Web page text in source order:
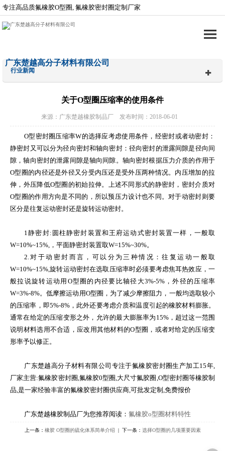
专注高品质氟橡胶O型圈, 氟橡胶密封圈定制厂家
广东楚越高分子材料有限公司
行业新闻
关于O型圈压缩率的使用条件
来源：广东楚越橡胶制品厂 发布时间：2018-06-01
O型密封圈压缩率W的选择应考虑使用条件，经密封或者动密封：
静密封又可以分为径向密封和轴向密封：径向密封的泄露间隙是径向间
隙，轴向密封的泄露间隙是轴向间隙。轴向密封根据压力介质的作用于
O型圈的内径还是外径又分受内压还是受外压两种情况。内压增加的拉
伸，外压降低O型圈的初始拉伸。上述不同形式的静密封，密封介质对
O型圈的作用方向是不同的，所以预压力设计也不同。对于动密封则要
区分是往复运动密封还是旋转运动密封。
1静密封: 圆柱静密封装置和王府运动式密封装置一样，一般取
W=10%~15%, ，平面静密封装置取W=15%~30%。
2.对于动密封而言，可以分为三种情况：往复运动一般取
W=10%~15%,旋转运动密封在选取压缩率时必须要考虑焦耳热效应，一
般拉说旋转运动用 O型圈的内径要比轴径大3%-5%，外径的压缩率
W=3%-8%。低摩擦运动用O型圈，为了减少摩擦阻力，一般均选取较小
的压缩率，即5%-8%，此外还要考虑介质和温度引起的橡胶材料膨胀。
通常在给定的压缩变形之外，允许的最大膨胀率为 15%，超过这一范围
说明材料选用不合适，应改用其他材料的O型圈，或者对给定的压缩变
形率予以修正。
广东楚越高分子材料有限公司专注于氟橡胶密封圈生产加工15年,
厂家主营:氟橡胶密封圈,氟橡胶0型圈,大尺寸氟胶圈 ,O型密封圈等橡胶制
品,是一家经验丰富的氟橡胶密封圈供应商,可批发定制,免费报价
广东楚越橡胶制品厂为您推荐阅读：氟橡胶o型圈材料特性
上一条： 橡胶 O型圈的硫化体系简单介绍| 下一条： 选择O型圈的几项重要因素